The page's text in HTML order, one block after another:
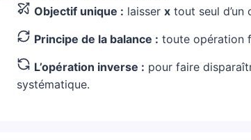
Objectif unique : laisser x tout seul
Principe de la balance : toute opération
L’opération inverse : pour faire
systématique.